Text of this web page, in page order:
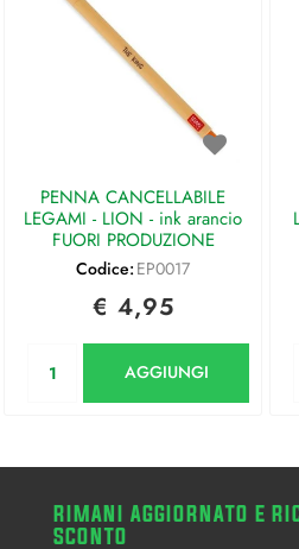
PENNA CANCELLABILE
LEGAMI - LION - ink arancio
FUORI PRODUZIONE
Codice: EP0017
€ 4,95
AGGIUNGI
RIMANI AGGIORNATO E
SCONTO